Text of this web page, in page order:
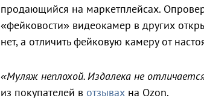
продающийся на маркетплейсах.
«фейковости» видеокамер в других
нет, а отличить фейковую камеру от
«Муляж неплохой. Издалека не
из покупателей в отзывах на Ozon.